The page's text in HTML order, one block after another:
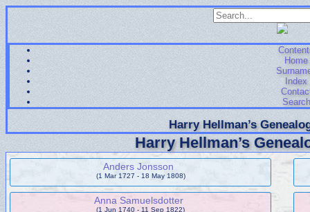
Home
Index
Search
Harry Hellman’s
Harry Hellman’s
Anders Jonsson
(1 Mar 1727 - 18 May 1808)
Anna Samuelsdotter
(1 Jun 1740 - 11 Sep 1822)